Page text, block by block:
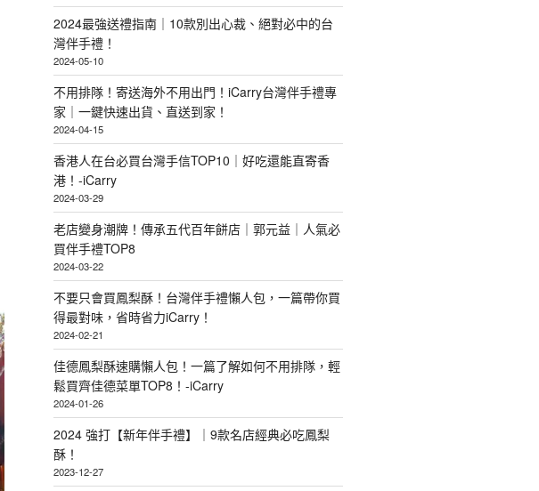
2024最強送禮指南｜10款別出心裁、絕對必中的台
灣伴手禮！
2024-05-10
不用排隊！寄送海外不用出門！iCarry台灣伴手禮專
家｜一鍵快速出貨、直送到家！
2024-04-15
香港人在台必買台灣手信TOP10｜好吃還能直寄香
港！-iCarry
2024-03-29
老店變身潮牌！傳承五代百年餅店｜郭元益｜人氣必
買伴手禮TOP8
2024-03-22
不要只會買鳳梨酥！台灣伴手禮懶人包，一篇帶你買
得最對味，省時省力iCarry！
2024-02-21
佳德鳳梨酥速購懶人包！一篇了解如何不用排隊，輕
鬆買齊佳德菜單TOP8！-iCarry
2024-01-26
2024 強打【新年伴手禮】｜9款名店經典必吃鳳梨
酥！
2023-12-27